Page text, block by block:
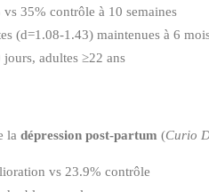
vs 35% contrôle à 10 semaines
(d=1.08-1.43) maintenues à 6
adultes ≥22 ans
la dépression post-partum (Curio
vs 23.9% contrôle